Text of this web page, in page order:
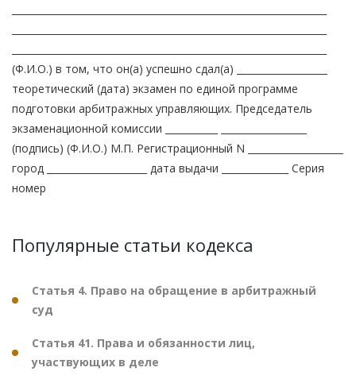
(Ф.И.О.) в том, что он(а) успешно сдал(а) ___________________
теоретический (дата) экзамен по единой программе
подготовки арбитражных управляющих. Председатель
экзаменационной комиссии ___________ __________________
(подпись) (Ф.И.О.) М.П. Регистрационный N ____________________
город _____________________ дата выдачи ______________ Серия
номер
Популярные статьи кодекса
Статья 4. Право на обращение в арбитражный
суд
Статья 41. Права и обязанности лиц,
участвующих в деле